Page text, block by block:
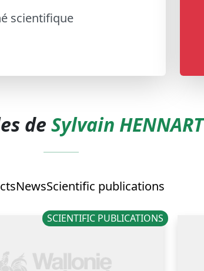
scientifique
de Sylvain HENNART
NewsScientific publications
SCIENTIFIC PUBLICATIONS